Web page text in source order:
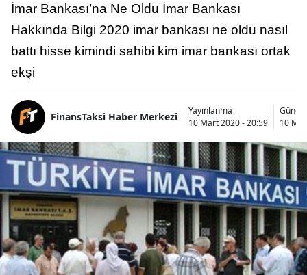
İmar Bankası’na Ne Oldu İmar Bankası
Hakkında Bilgi 2020 imar bankası ne oldu nasıl
battı hisse kimindi sahibi kim imar bankası ortak
ekşi
FinansTaksi Haber Merkezi
Yayınlanma
10 Mart 2020 - 20:59
10